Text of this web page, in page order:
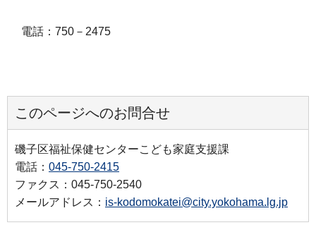
電話：750－2475
このページへのお問合せ
磯子区福祉保健センターこども家庭支援課
電話： 045-750-2415
ファクス：045-750-2540
メールアドレス： is-kodomokatei@city.yokohama.lg.jp